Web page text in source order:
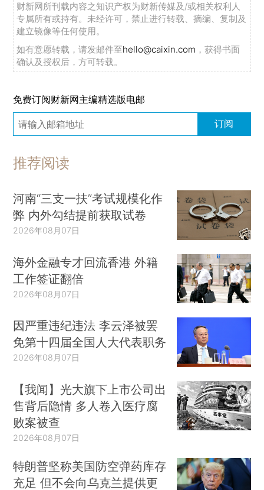
财新网所刊载内容之知识产权为财新传媒及/或相关权利人
专属所有或持有。未经许可，禁止进行转载、摘编、复制及
建立镜像等任何使用。
如有意愿转载，请发邮件至hello@caixin.com ，获得书面
确认及授权后，方可转载。
免费订阅财新网主编精选版电邮
订阅
推荐阅读
河南“三支一扶”考试规模化作
弊 内外勾结提前获取试卷
2026年08月07日
海外金融专才回流香港 外籍
工作签证翻倍
2026年08月07日
因严重违纪违法 李云泽被罢
免第十四届全国人大代表职务
2026年08月07日
【我闻】光大旗下上市公司出
售背后隐情 多人卷入医疗腐
败案被查
2026年08月07日
特朗普坚称美国防空弹药库存
充足 但不会向乌克兰提供更